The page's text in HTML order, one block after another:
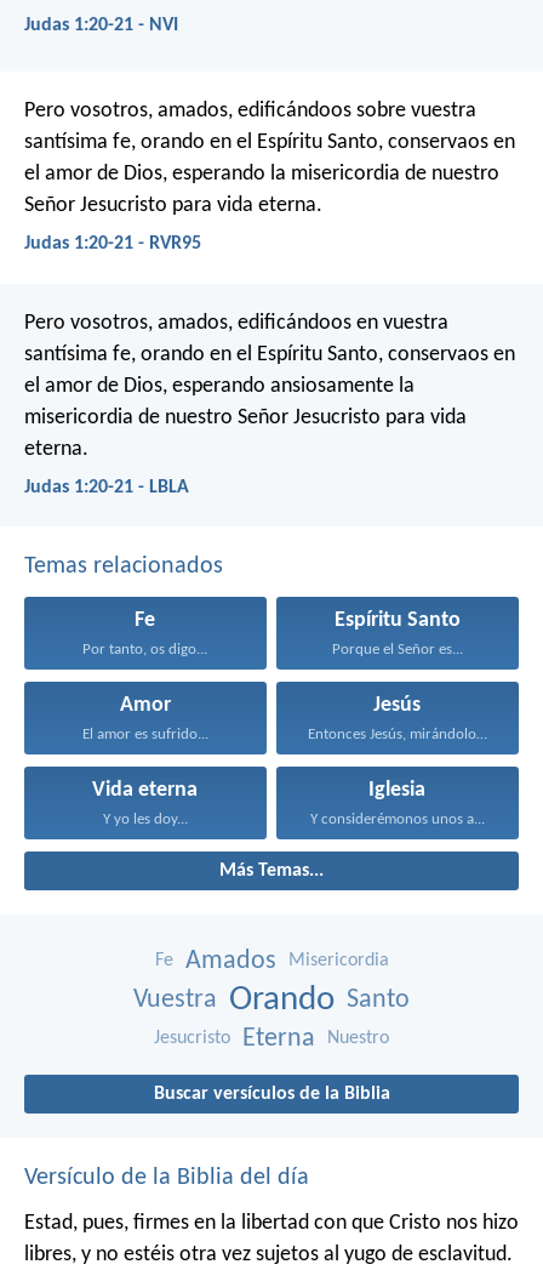
Judas 1:20-21 - NVI
Pero vosotros, amados, edificándoos sobre vuestra
santísima fe, orando en el Espíritu Santo, conservaos en
el amor de Dios, esperando la misericordia de nuestro
Señor Jesucristo para vida eterna.
Judas 1:20-21 - RVR95
Pero vosotros, amados, edificándoos en vuestra
santísima fe, orando en el Espíritu Santo, conservaos en
el amor de Dios, esperando ansiosamente la
misericordia de nuestro Señor Jesucristo para vida
eterna.
Judas 1:20-21 - LBLA
Temas relacionados
Fe
Por tanto, os digo...
Espíritu Santo
Porque el Señor es...
Amor
El amor es sufrido...
Jesús
Entonces Jesús, mirándolos, dijo...
Vida eterna
Y yo les doy...
Iglesia
Y considerémonos unos a...
Más Temas...
Fe Amados Misericordia
Vuestra Orando Santo
Jesucristo Eterna Nuestro
Buscar versículos de la Biblia
Versículo de la Biblia del día
Estad, pues, firmes en la libertad con que Cristo nos hizo
libres, y no estéis otra vez sujetos al yugo de esclavitud.